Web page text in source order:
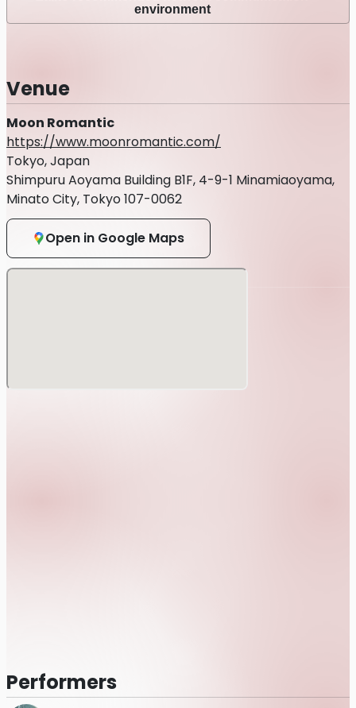
environment
Venue
Moon Romantic
https://www.moonromantic.com/
Tokyo, Japan
Shimpuru Aoyama Building B1F, 4-9-1 Minamiaoyama,
Minato City, Tokyo 107-0062
Open in Google Maps
Performers